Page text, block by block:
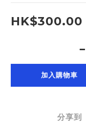
HK$300.00
加入購物車
分享到